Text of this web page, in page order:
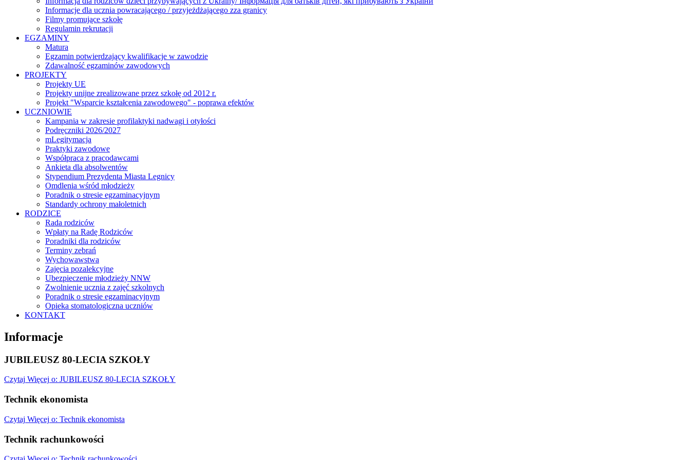
Informacje dla ucznia powracającego / przyjeżdżającego zza granicy
Filmy promujące szkołę
Regulamin rekrutacji
EGZAMINY
Matura
Egzamin potwierdzający kwalifikacje w zawodzie
Zdawalność egzaminów zawodowych
PROJEKTY
Projekty UE
Projekty unijne zrealizowane przez szkołę od 2012 r.
Projekt "Wsparcie kształcenia zawodowego" - poprawa efektów
UCZNIOWIE
Kampania w zakresie profilaktyki nadwagi i otyłości
Podręczniki 2026/2027
mLegitymacja
Praktyki zawodowe
Współpraca z pracodawcami
Ankieta dla absolwentów
Stypendium Prezydenta Miasta Legnicy
Omdlenia wśród młodzieży
Poradnik o stresie egzaminacyjnym
Standardy ochrony małoletnich
RODZICE
Rada rodziców
Wpłaty na Radę Rodziców
Poradniki dla rodziców
Terminy zebrań
Wychowawstwa
Zajęcia pozalekcyjne
Ubezpieczenie młodzieży NNW
Zwolnienie ucznia z zajęć szkolnych
Poradnik o stresie egzaminacyjnym
Opieka stomatologiczna uczniów
KONTAKT
Informacje
JUBILEUSZ 80-LECIA SZKOŁY
Czytaj Więcej o: JUBILEUSZ 80-LECIA SZKOŁY
Technik ekonomista
Czytaj Więcej o: Technik ekonomista
Technik rachunkowości